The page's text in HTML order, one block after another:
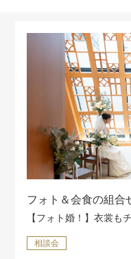
フォト＆会食の組合
【フォト婚！】衣裳
相談会